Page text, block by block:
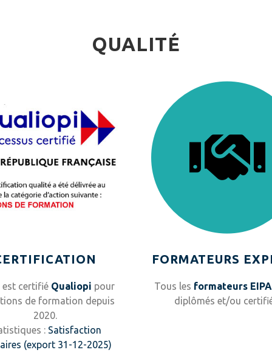
QUALITÉ
est certifié Qualiopi pour
de formation depuis
2020.
: Satisfaction
(export 31-12-2025)
FORMATEURS
Tous les formateurs
diplômés et/ou